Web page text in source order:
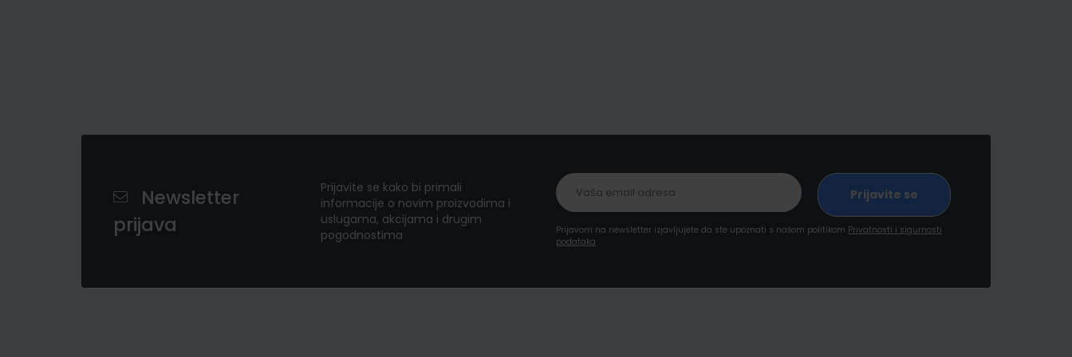
Newsletter
prijava
Prijavite se kako bi primali
informacije o novim proizvodima i
uslugama, akcijama i drugim
pogodnostima
Prijavom na newsletter izjavljujete da ste upoznati s našom politikom Privatnosti i sigurnosti
podataka